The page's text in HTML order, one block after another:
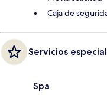
Caja de
Servicios
Spa